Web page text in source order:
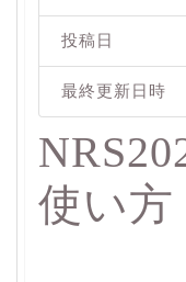
投稿日
最終更新日時
使い方